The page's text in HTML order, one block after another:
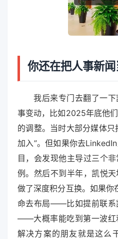
你还在把人事新闻
我后来专门去翻了一
事变动，比如2025年底他
的调整。当时大部分媒体只
加入”。但如果你去
目，会发现他主导过三个
例。然后不到半年，凯悦
做了深度积分互换。如果
命去布局——比如提前联系
——大概率能吃到第一波红
解决方案的朋友就是这么